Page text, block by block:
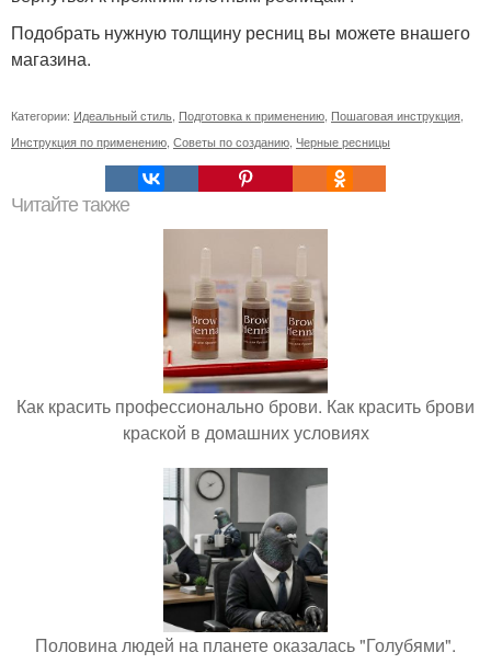
Подобрать нужную толщину ресниц вы можете внашего
магазина.
Категории: Идеальный стиль Подготовка к применению Пошаговая инструкция
Инструкция по применению Советы по созданию Черные ресницы
Читайте также
Как красить профессионально брови. Как красить брови
краской в домашних условиях
Половина людей на планете оказалась "Голубями".